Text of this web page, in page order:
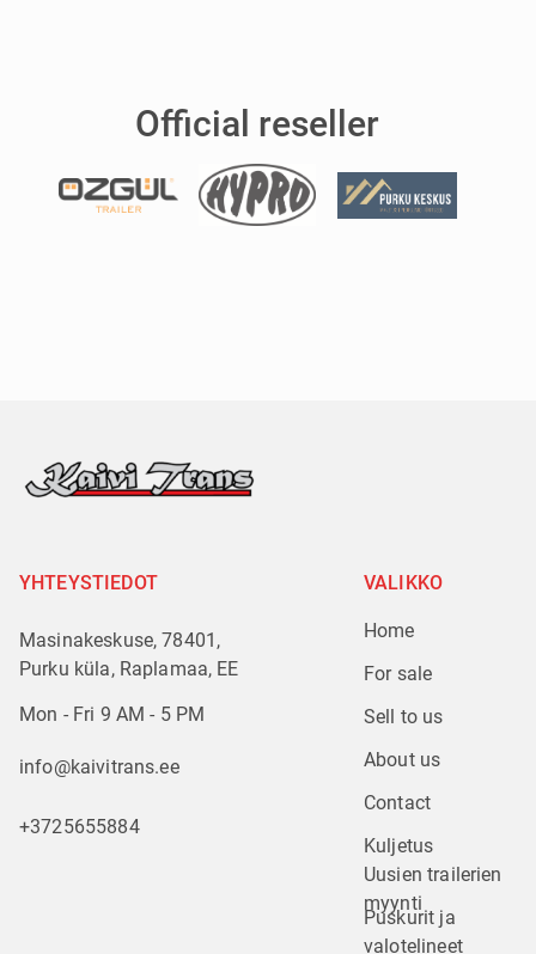
Official reseller
YHTEYSTIEDOT
Masinakeskuse, 78401,
Purku küla, Raplamaa, EE
Mon - Fri 9 AM - 5 PM
info@kaivitrans.ee
+3725655884
VALIKKO
Home
For sale
Sell to us
About us
Contact
Kuljetus
Uusien trailerien
myynti
Puskurit ja
valotelineet